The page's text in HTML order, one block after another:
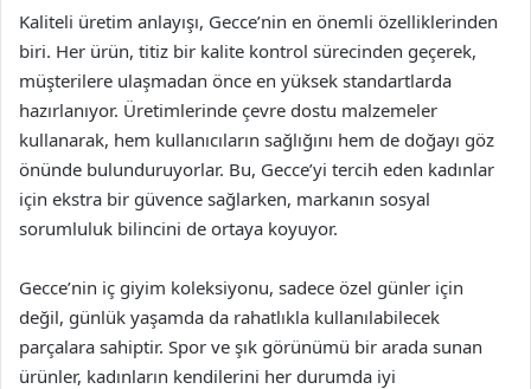
Kaliteli üretim anlayışı, Gecce’nin en önemli özelliklerinden
biri. Her ürün, titiz bir kalite kontrol sürecinden geçerek,
müşterilere ulaşmadan önce en yüksek standartlarda
hazırlanıyor. Üretimlerinde çevre dostu malzemeler
kullanarak, hem kullanıcıların sağlığını hem de doğayı göz
önünde bulunduruyorlar. Bu, Gecce’yi tercih eden kadınlar
için ekstra bir güvence sağlarken, markanın sosyal
sorumluluk bilincini de ortaya koyuyor.
Gecce’nin iç giyim koleksiyonu, sadece özel günler için
değil, günlük yaşamda da rahatlıkla kullanılabilecek
parçalara sahiptir. Spor ve şık görünümü bir arada sunan
ürünler, kadınların kendilerini her durumda iyi